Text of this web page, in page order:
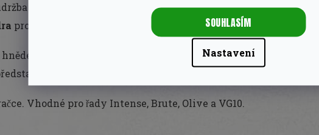
Nastavení
SOUHLASÍM
nožů je velice důležitá.
Pro tu správnou ochranu čepele
pro řady nožů Intense, Brute, Olive a VG10.
kůže s černými akcenty jsou pouzdra dokonalým doplňkem
Vhodné pro řady Intense, Brute, Olive a VG10.